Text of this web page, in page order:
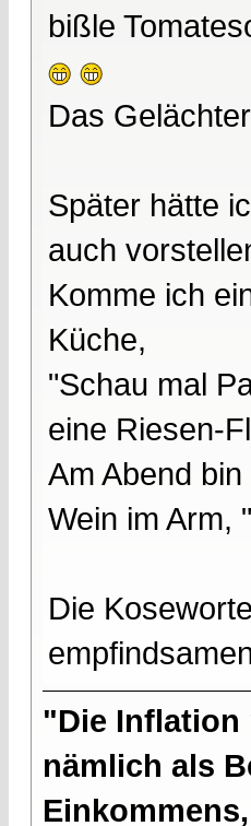
bißle
Das
Später hätte
auch
Komme ich
Küche,
"Schau mal
eine Riesen-
Am Abend
Wein im Arm,
Die
"Die Inflation
nämlich als